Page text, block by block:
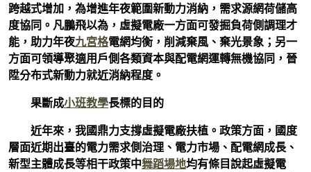
跨越式增加，為增進年夜範圍新動力消納，需求源網荷儲高
度協同。凡鵬飛以為，虛擬電廠一方面可發掘負荷側調理才
能，助力年夜九宮格電網均衡，削減棄風、棄光景象；另一
方面可領導聚適用戶側各類資本與配電網運轉無機協同，晉
陞分布式新動力就近消納程度。
果斷成小班教學長標的目的
近年來，我國鼎力支撐虛擬電廠扶植。政策方面，國度
層面近期出臺的電力需求側治理、電力市場、配電網成長、
新型主體成長等相干政策中舞蹈場地均有條目說起虛擬電